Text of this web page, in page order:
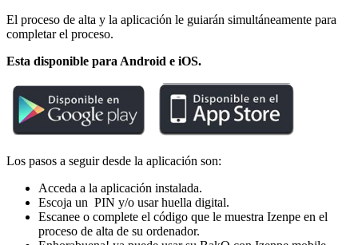
El proceso de alta y la aplicación le guiarán simultáneamente para
completar el proceso.
Esta disponible para Android e iOS.
Los pasos a seguir desde la aplicación son:
Acceda a la aplicación instalada.
Escoja un PIN y/o usar huella digital.
Escanee o complete el código que le muestra Izenpe en el
proceso de alta de su ordenador.